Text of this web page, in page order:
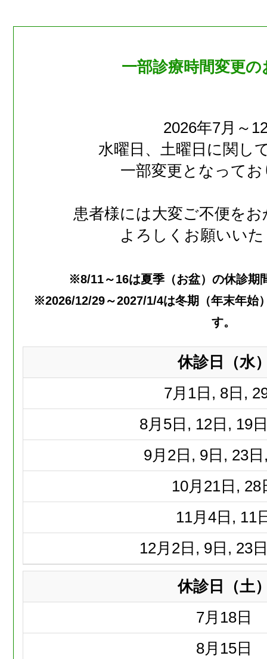
一部診療時間変更
2026年7月～
水曜日、土曜日に関し
一部変更となって
患者様には大変ご不便を
よろしくお願いい
※8/11～16は夏季（お盆）の休診期
※2026/12/29～2027/1/4は冬期（年末年始
す。
休診日（水
7月 1日, 8日,
8月 5日, 12日, 19
9月 2日, 9日, 23
10月 21日, 28
11月 4日, 11
12月 2日, 9日, 23
休診日（土
7月 18日
8月 15日